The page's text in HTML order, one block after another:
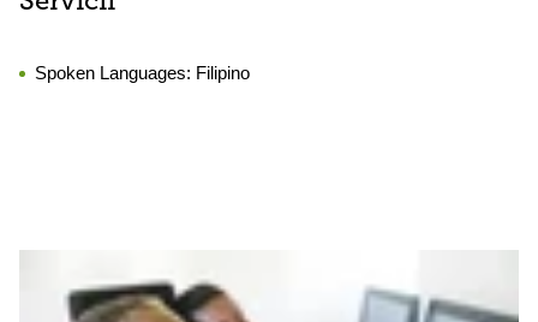
Spoken Languages: Filipino